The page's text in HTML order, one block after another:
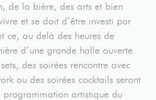
de la bière, des arts et bien
et se doit d’être investi par
ce, au delà des heures de
d’une grande halle ouverte
des soirées rencontre avec
ou des soirées cocktails seront
artistique du